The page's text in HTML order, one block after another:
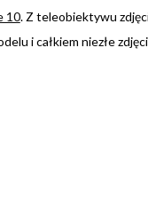
10. Z teleobiektywu
i całkiem niezłe